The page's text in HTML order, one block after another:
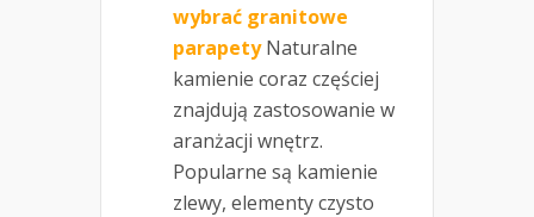
wybrać granitowe
parapety Naturalne
kamienie coraz częściej
znajdują zastosowanie w
aranżacji wnętrz.
Popularne są kamienie
zlewy, elementy czysto